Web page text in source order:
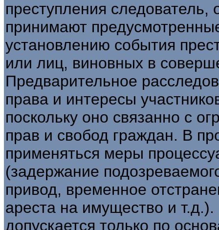
преступления следователь,
принимают
установлению события
или лиц, виновных в
Предварительное
права и интересы
поскольку оно связанно с
прав и свобод граждан. В
применяться меры
(задержание
привод, временное
ареста на имущество и
допускается только по